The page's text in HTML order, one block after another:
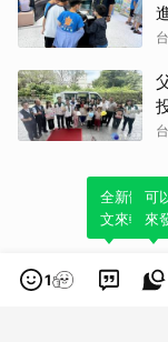
1
全新體驗
文來輕鬆
可
來